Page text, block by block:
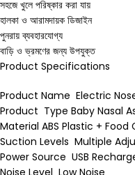
সহজে খুলে পরিষ্কার করা যায়
হালকা ও আরামদায়ক ডিজাইন
পুনরায় ব্যবহারযোগ্য
বাড়ি ও ভ্রমণের জন্য উপযুক্ত
Product Specifications
Product Name Electric
Product Type Baby Nasal
Material ABS Plastic + Food
Suction Levels Multiple
Power Source USB